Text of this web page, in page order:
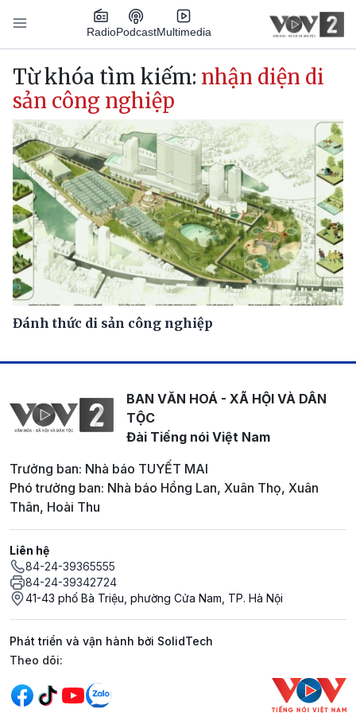
Nhảy đến nội dung
RadioPodcastMultimedia
Main navigation
Từ khóa tìm kiếm: nhận diện di
sản công nghiệp
Đánh thức di sản công nghiệp
BAN VĂN HOÁ - XÃ HỘI VÀ DÂN
TỘC
Đài Tiếng nói Việt Nam
Trưởng ban: Nhà báo TUYẾT MAI
Phó trưởng ban: Nhà báo Hồng Lan, Xuân Thọ, Xuân
Thân, Hoài Thu
Liên hệ
84-24-39365555
84-24-39342724
41-43 phố Bà Triệu, phường Cửa Nam, TP. Hà Nội
Phát triển và vận hành bởi SolidTech
Mạng xã hội
Theo dõi: